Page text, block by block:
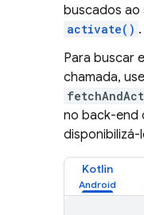
buscados ao
activate() .
Para buscar
chamada,
no back-end
disponibilizá-
Kotlin